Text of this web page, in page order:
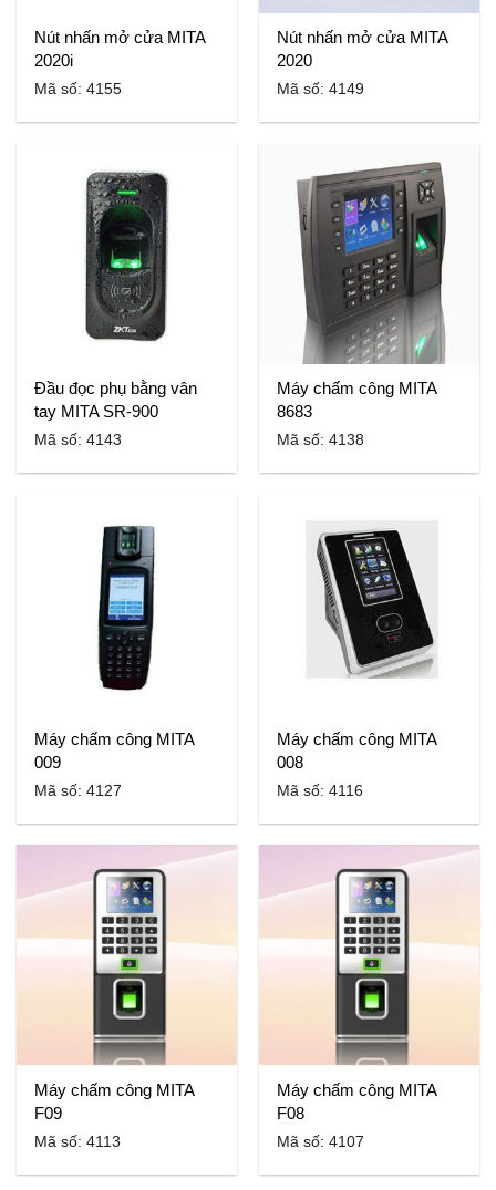
Nút nhấn mở cửa MITA
2020i
Mã số: 4155
Nút nhấn mở cửa MITA
2020
Mã số: 4149
Đầu đọc phụ bằng vân
tay MITA SR-900
Mã số: 4143
Máy chấm công MITA
8683
Mã số: 4138
Máy chấm công MITA
009
Mã số: 4127
Máy chấm công MITA
008
Mã số: 4116
Máy chấm công MITA
F09
Mã số: 4113
Máy chấm công MITA
F08
Mã số: 4107